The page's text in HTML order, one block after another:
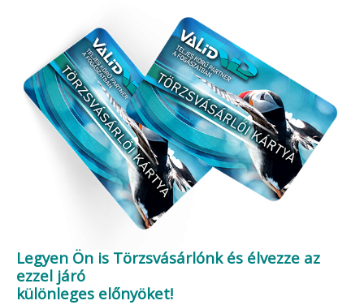
Legyen Ön is Törzsvásárlónk és élvezze az
ezzel járó
különleges előnyöket!